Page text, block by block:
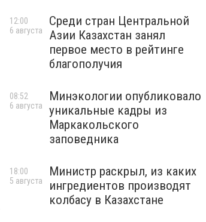
Среди стран Центральной
Азии Казахстан занял
первое место в рейтинге
благополучия
12:00
6 августа
Минэкологии опубликовало
уникальные кадры из
Маркакольского
заповедника
08:52
6 августа
Министр раскрыл, из каких
ингредиентов производят
колбасу в Казахстане
18:00
5 августа